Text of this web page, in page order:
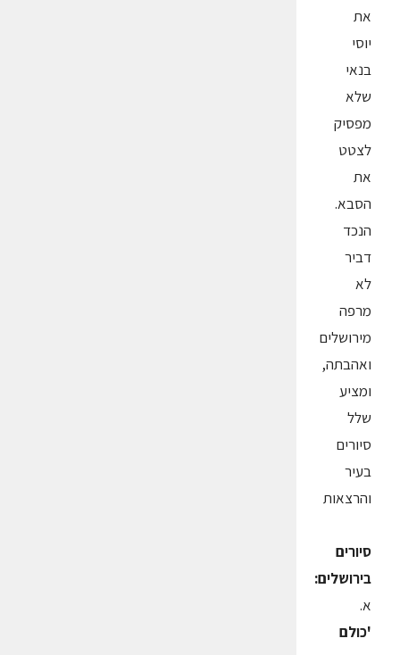
את
יוסי
בנאי
שלא
מפסיק
לצטט
את
הסבא.
הנכד
דביר
לא
מרפה
מירושלים
ואהבתה,
ומציע
שלל
סיורים
בעיר
והרצאות
סיורים
בירושלים:
א.
'כולם